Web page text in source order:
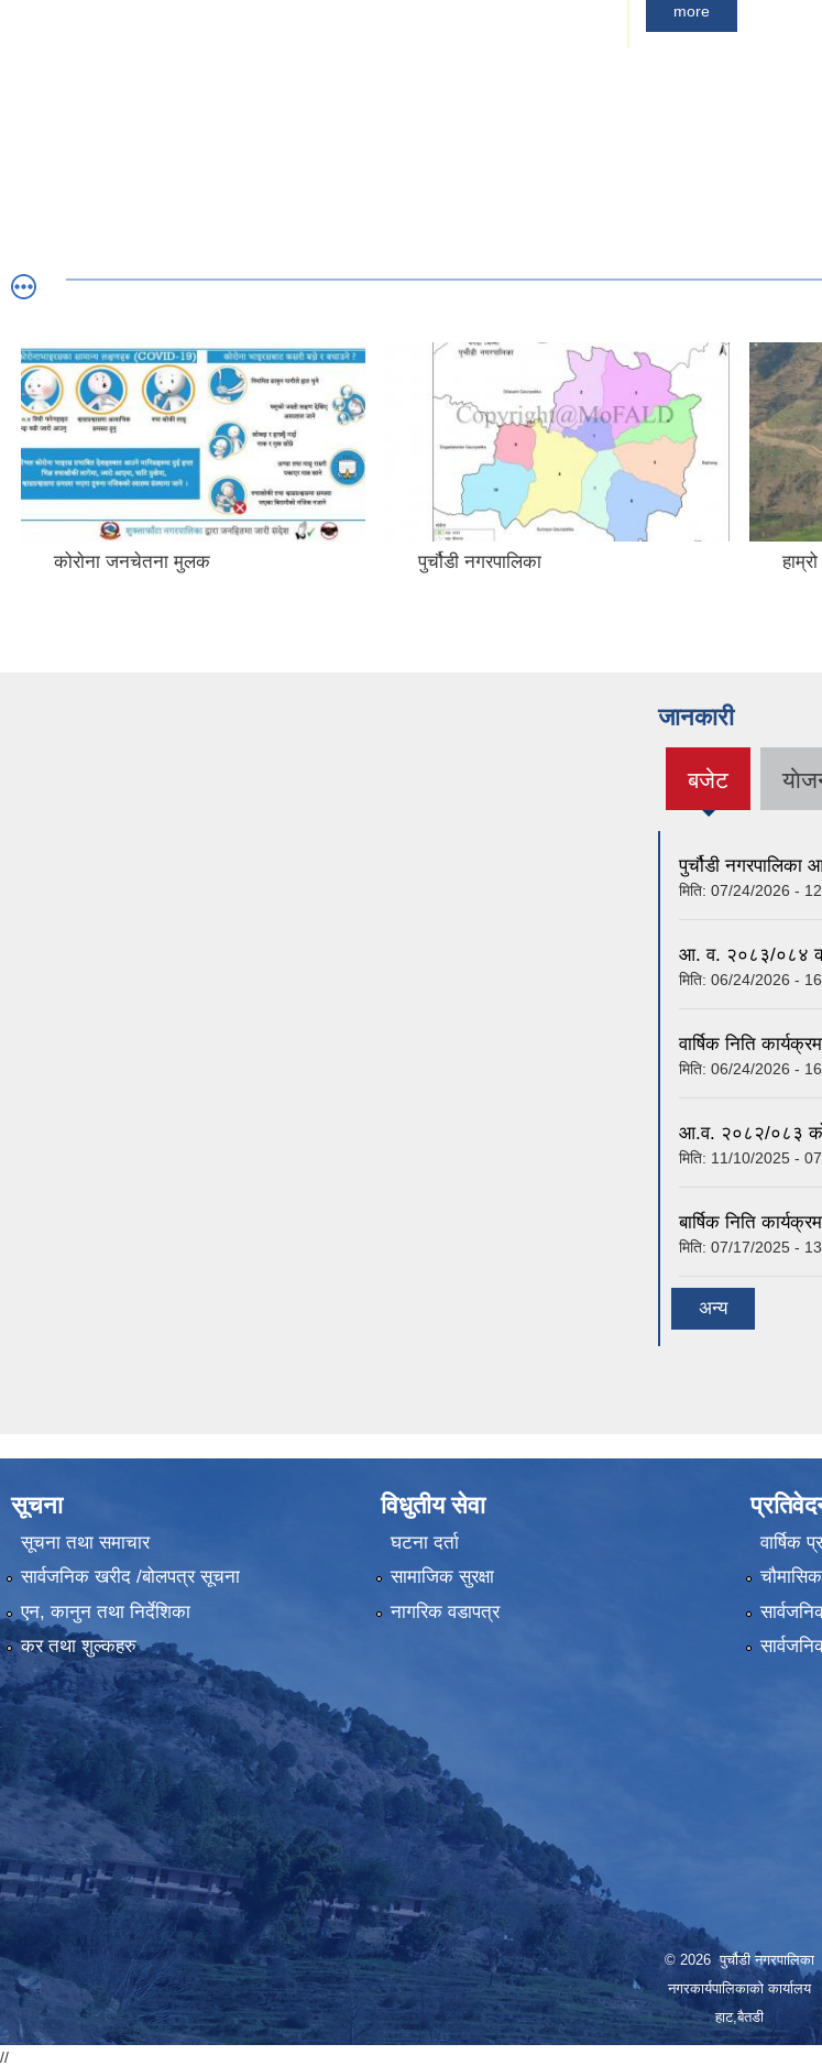
more
कोराेना जनचेतना मुलक पुर्चौडी नगरपालिका
जानकारी
बजेट
(active
tab)
पुर्चौडी
मिति: 07/24/2026 -
आ. व. २०८३/०८४
मिति: 06/24/2026 -
वार्षिक निति
मिति: 06/24/2026 -
आ.व. २०८२/०८३ को
मिति: 11/10/2025 -
बार्षिक निति
मिति: 07/17/2025 -
अन्य
सूचना
सूचना तथा समाचार
सार्वजनिक खरीद /बोलपत्र सूचना
एन, कानुन तथा निर्देशिका
कर तथा शुल्कहरु
विधुतीय सेवा
घटना दर्ता
सामाजिक सुरक्षा
नागरिक वडापत्र
वार्षिक
© 2026 पुर्चौडी नगरपालिका
नगरकार्यपालिकाकाे कार्यालय
हाट,बैतडी
//